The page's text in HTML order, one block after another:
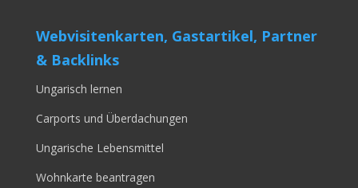
Webvisitenkarten, Gastartikel, Partner
& Backlinks
Ungarisch lernen
Carports und Überdachungen
Ungarische Lebensmittel
Wohnkarte beantragen